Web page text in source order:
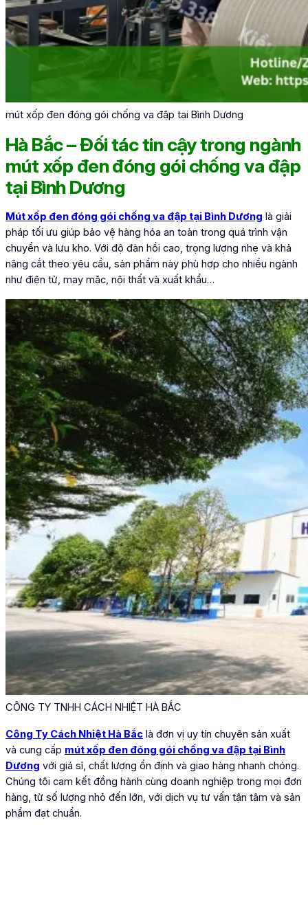
mút xốp đen đóng gói chống va đập tại Bình Dương
Hà Bắc – Đối tác tin cậy trong ngành
mút xốp đen đóng gói chống va đập
tại Bình Dương
Mút xốp đen đóng gói chống va đập tại Bình Dương là giải
pháp tối ưu giúp bảo vệ hàng hóa an toàn trong quá trình vận
chuyển và lưu kho. Với độ đàn hồi cao, trọng lượng nhẹ và khả
năng cắt theo yêu cầu, sản phẩm này phù hợp cho nhiều ngành
như điện tử, may mặc, nội thất và xuất khẩu…
CÔNG TY TNHH CÁCH NHIỆT HÀ BẮC
Công Ty Cách Nhiệt Hà Bắc là đơn vị uy tín chuyên sản xuất
và cung cấp mút xốp đen đóng gói chống va đập tại Bình
Dương với giá sỉ, chất lượng ổn định và giao hàng nhanh chóng.
Chúng tôi cam kết đồng hành cùng doanh nghiệp trong mọi đơn
hàng, từ số lượng nhỏ đến lớn, với dịch vụ tư vấn tận tâm và sản
phẩm đạt chuẩn.